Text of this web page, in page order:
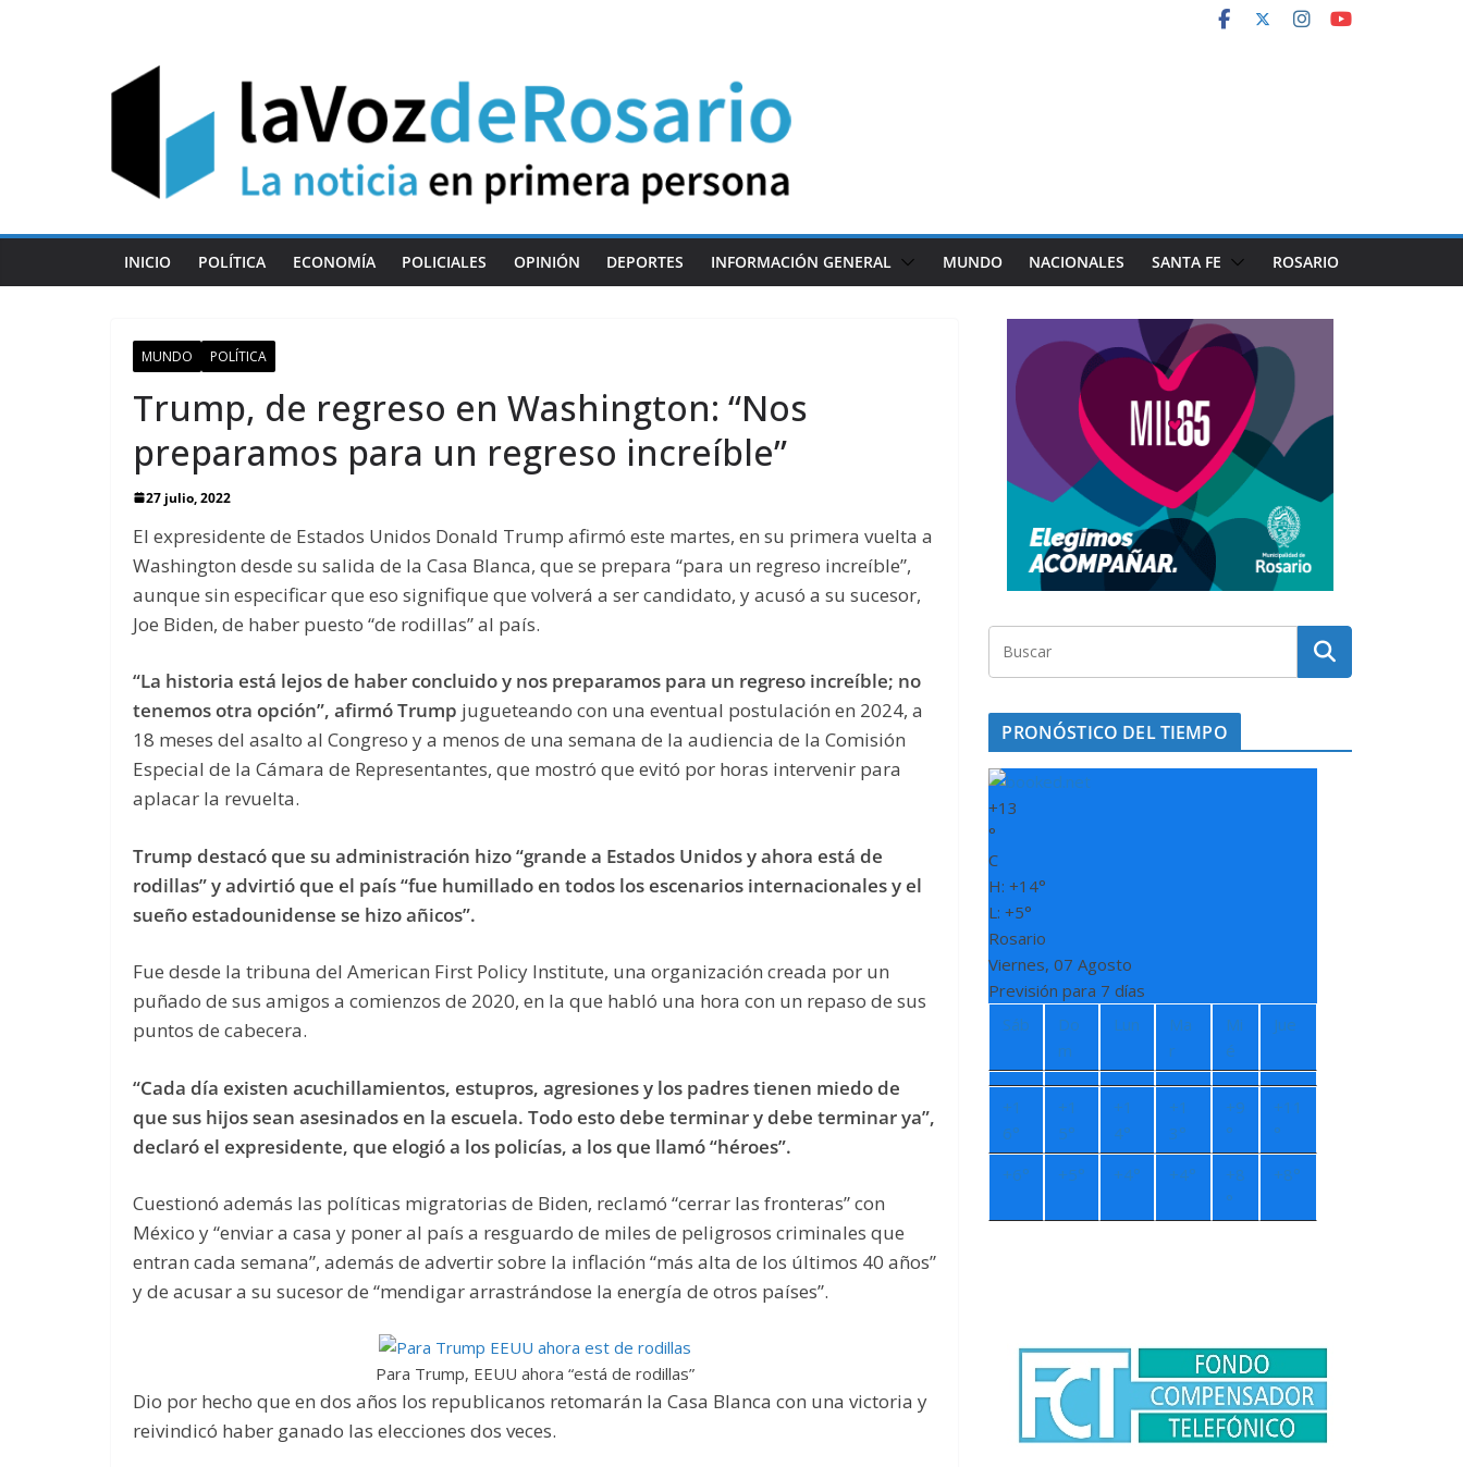
INICIO POLÍTICA ECONOMÍA POLICIALES OPINIÓN DEPORTES INFORMACIÓN GENERAL MUNDO NACIONALES SANTA FE ROSARIO
MUNDO POLÍTICA
Trump, de regreso en Washington: “Nos
preparamos para un regreso increíble”
27 julio, 2022
El expresidente de Estados Unidos Donald Trump afirmó este martes, en su primera vuelta a
Washington desde su salida de la Casa Blanca, que se prepara “para un regreso increíble”,
aunque sin especificar que eso signifique que volverá a ser candidato, y acusó a su sucesor,
Joe Biden, de haber puesto “de rodillas” al país.
“La historia está lejos de haber concluido y nos preparamos para un regreso increíble; no
tenemos otra opción”, afirmó Trump jugueteando con una eventual postulación en 2024, a
18 meses del asalto al Congreso y a menos de una semana de la audiencia de la Comisión
Especial de la Cámara de Representantes, que mostró que evitó por horas intervenir para
aplacar la revuelta.
Trump destacó que su administración hizo “grande a Estados Unidos y ahora está de
rodillas” y advirtió que el país “fue humillado en todos los escenarios internacionales y el
sueño estadounidense se hizo añicos”.
Fue desde la tribuna del American First Policy Institute, una organización creada por un
puñado de sus amigos a comienzos de 2020, en la que habló una hora con un repaso de sus
puntos de cabecera.
“Cada día existen acuchillamientos, estupros, agresiones y los padres tienen miedo de
que sus hijos sean asesinados en la escuela. Todo esto debe terminar y debe terminar ya”,
declaró el expresidente, que elogió a los policías, a los que llamó “héroes”.
Cuestionó además las políticas migratorias de Biden, reclamó “cerrar las fronteras” con
México y “enviar a casa y poner al país a resguardo de miles de peligrosos criminales que
entran cada semana”, además de advertir sobre la inflación “más alta de los últimos 40 años”
y de acusar a su sucesor de “mendigar arrastrándose la energía de otros países”.
Para Trump, EEUU ahora “está de rodillas”
Dio por hecho que en dos años los republicanos retomarán la Casa Blanca con una victoria y
reivindicó haber ganado las elecciones dos veces.
PRONÓSTICO DEL TIEMPO
+13
°
C
H:+14°
L:+5°
Rosario
Viernes, 07 Agosto
Previsión para 7 días
Sáb
Do
m
Lun
Ma
r
Mi
é
Jue
+1
6°
+1
5°
+1
4°
+1
3°
+9
°
+11
°
+6° +5° +4° +4° +8
°
+8°